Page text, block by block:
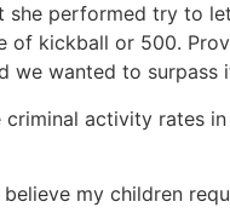
she performed try to
kickball or 500.
we wanted to surpass
activity rates
believe my children